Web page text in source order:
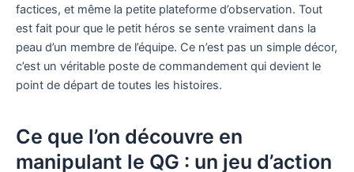
factices, et même la petite plateforme d’observation. Tout
est fait pour que le petit héros se sente vraiment dans la
peau d’un membre de l’équipe. Ce n’est pas un simple décor,
c’est un véritable poste de commandement qui devient le
point de départ de toutes les histoires.
Ce que l’on découvre en
manipulant le QG : un jeu d’action